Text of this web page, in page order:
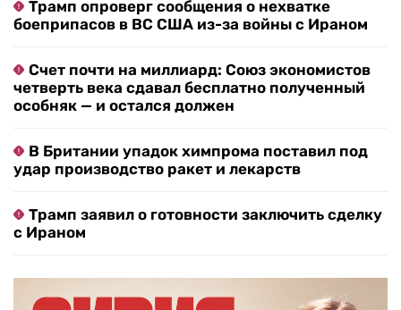
Трамп опроверг сообщения о нехватке
боеприпасов в ВС США из-за войны с Ираном
Счет почти на миллиард: Союз экономистов
четверть века сдавал бесплатно полученный
особняк — и остался должен
В Британии упадок химпрома поставил под
удар производство ракет и лекарств
Трамп заявил о готовности заключить сделку
с Ираном